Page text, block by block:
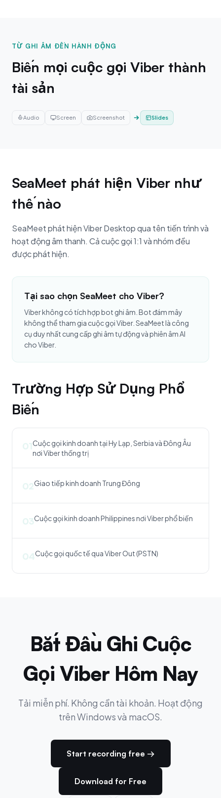
TỪ GHI ÂM ĐẾN HÀNH ĐỘNG
Biến mọi cuộc gọi Viber thành
tài sản
Audio Screen Screenshot Slides
SeaMeet phát hiện Viber như
thế nào
SeaMeet phát hiện Viber Desktop qua tên tiến trình và
hoạt động âm thanh. Cả cuộc gọi 1:1 và nhóm đều
được phát hiện.
Tại sao chọn SeaMeet cho Viber?
Viber không có tích hợp bot ghi âm. Bot đám mây
không thể tham gia cuộc gọi Viber. SeaMeet là công
cụ duy nhất cung cấp ghi âm tự động và phiên âm AI
cho Viber.
Trường Hợp Sử Dụng Phổ
Biến
01Cuộc gọi kinh doanh tại Hy Lạp, Serbia và Đông Âu
nơi Viber thống trị
02Giao tiếp kinh doanh Trung Đông
03Cuộc gọi kinh doanh Philippines nơi Viber phổ biến
04Cuộc gọi quốc tế qua Viber Out (PSTN)
Bắt Đầu Ghi Cuộc
Gọi Viber Hôm Nay
Tải miễn phí. Không cần tài khoản. Hoạt động
trên Windows và macOS.
Start recording free →
Download for Free